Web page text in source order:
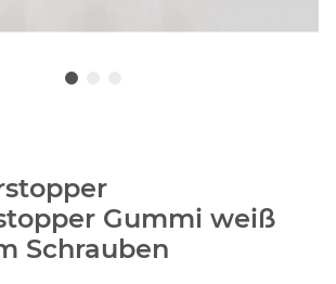
Gummi weiß
Schrauben